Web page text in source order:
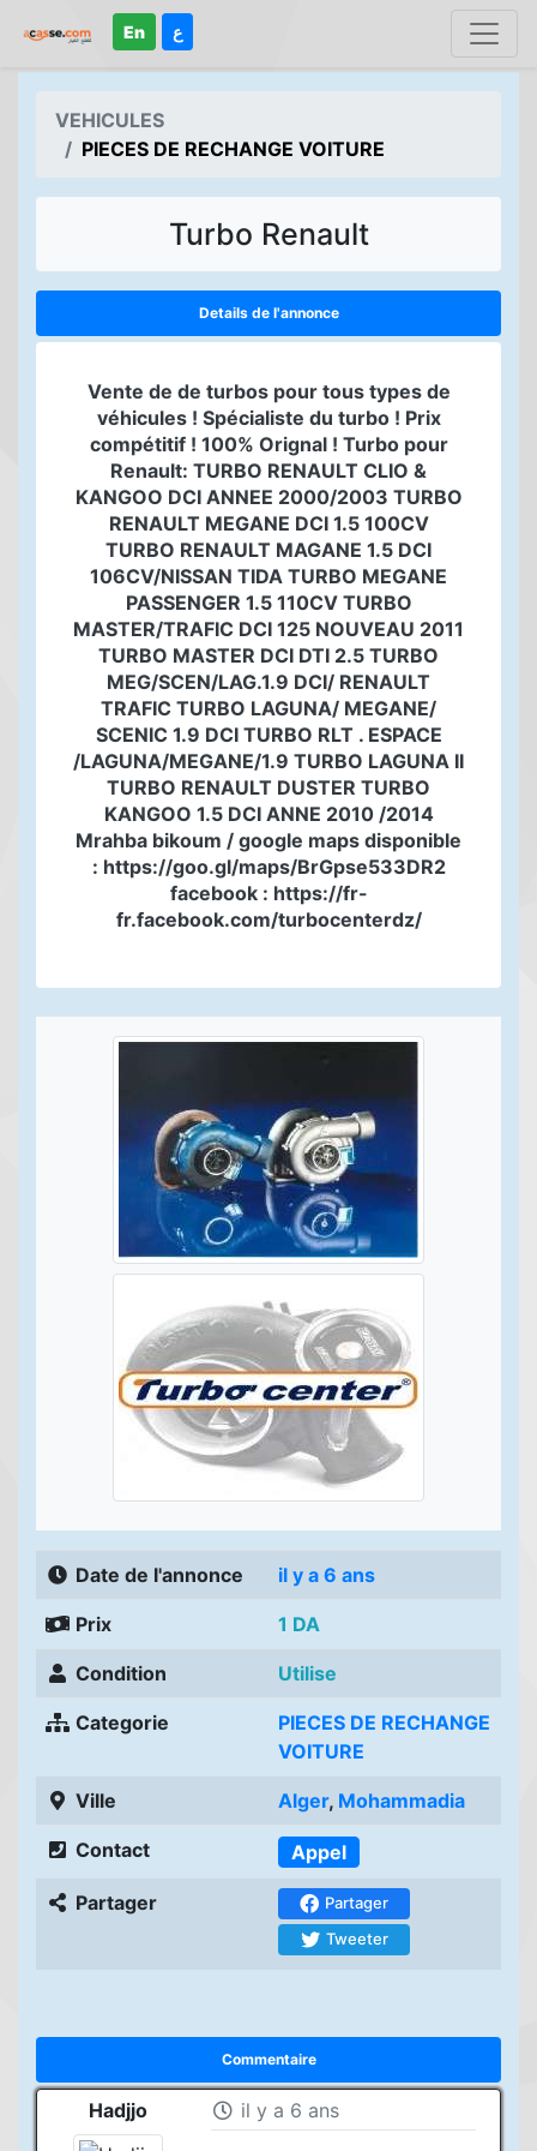
En ع
VEHICULES
PIECES DE RECHANGE VOITURE
Turbo Renault
Details de l'annonce
Vente de de turbos pour tous types de
véhicules ! Spécialiste du turbo ! Prix
compétitif ! 100% Orignal ! Turbo pour
Renault: TURBO RENAULT CLIO &
KANGOO DCI ANNEE 2000/2003 TURBO
RENAULT MEGANE DCI 1.5 100CV
TURBO RENAULT MAGANE 1.5 DCI
106CV/NISSAN TIDA TURBO MEGANE
PASSENGER 1.5 110CV TURBO
MASTER/TRAFIC DCI 125 NOUVEAU 2011
TURBO MASTER DCI DTI 2.5 TURBO
MEG/SCEN/LAG.1.9 DCI/ RENAULT
TRAFIC TURBO LAGUNA/ MEGANE/
SCENIC 1.9 DCI TURBO RLT . ESPACE
/LAGUNA/MEGANE/1.9 TURBO LAGUNA II
TURBO RENAULT DUSTER TURBO
KANGOO 1.5 DCI ANNE 2010 /2014
Mrahba bikoum / google maps disponible
: https://goo.gl/maps/BrGpse533DR2
facebook : https://fr-
fr.facebook.com/turbocenterdz/
Date de l'annonce il y a 6 ans
Prix 1 DA
Condition Utilise
Categorie
PIECES DE RECHANGE
VOITURE
Ville Alger, Mohammadia
Contact Appel
Partager
Partager
Tweeter
Commentaire
Hadjjo il y a 6 ans